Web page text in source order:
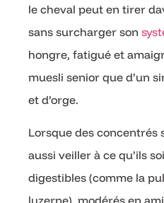
le cheval peut en tirer
sans surcharger son
hongre, fatigué et
muesli senior que d’un
et d’orge.
Lorsque des concentrés
aussi veiller à ce qu’ils
digestibles (comme la